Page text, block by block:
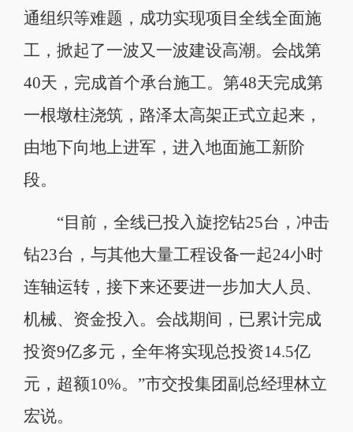
通组织等难题，成功实现项目全线全面施
工，掀起了一波又一波建设高潮。会战第
40天，完成首个承台施工。第48天完成第
一根墩柱浇筑，路泽太高架正式立起来，
由地下向地上进军，进入地面施工新阶
段。
“目前，全线已投入旋挖钻25台，冲击
钻23台，与其他大量工程设备一起24小时
连轴运转，接下来还要进一步加大人员、
机械、资金投入。会战期间，已累计完成
投资9亿多元，全年将实现总投资14.5亿
元，超额10%。”市交投集团副总经理林立
宏说。